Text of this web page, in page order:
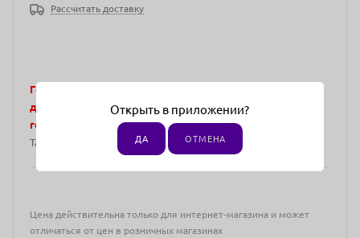
Рассчитать доставку
Города, в которых представлены эксклюзивные
дистрибьюторы. Отгрузка возможна в следующие
города:
по всей территории РФ СНГ: Казахстан, Киргизия,
Таджикистан, Туркменистан
Цена действительна только для интернет-магазина и может
отличаться от цен в розничных магазинах
Открыть в приложении?
ДА ОТМЕНА